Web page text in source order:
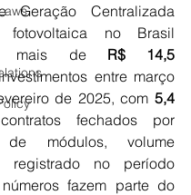
Geração Centralizada
fotovoltaica no Brasil
mais de R$ 14,5
entre março
de 2025, com 5,4
fechados por
de módulos, volume
registrado no período
fazem parte do